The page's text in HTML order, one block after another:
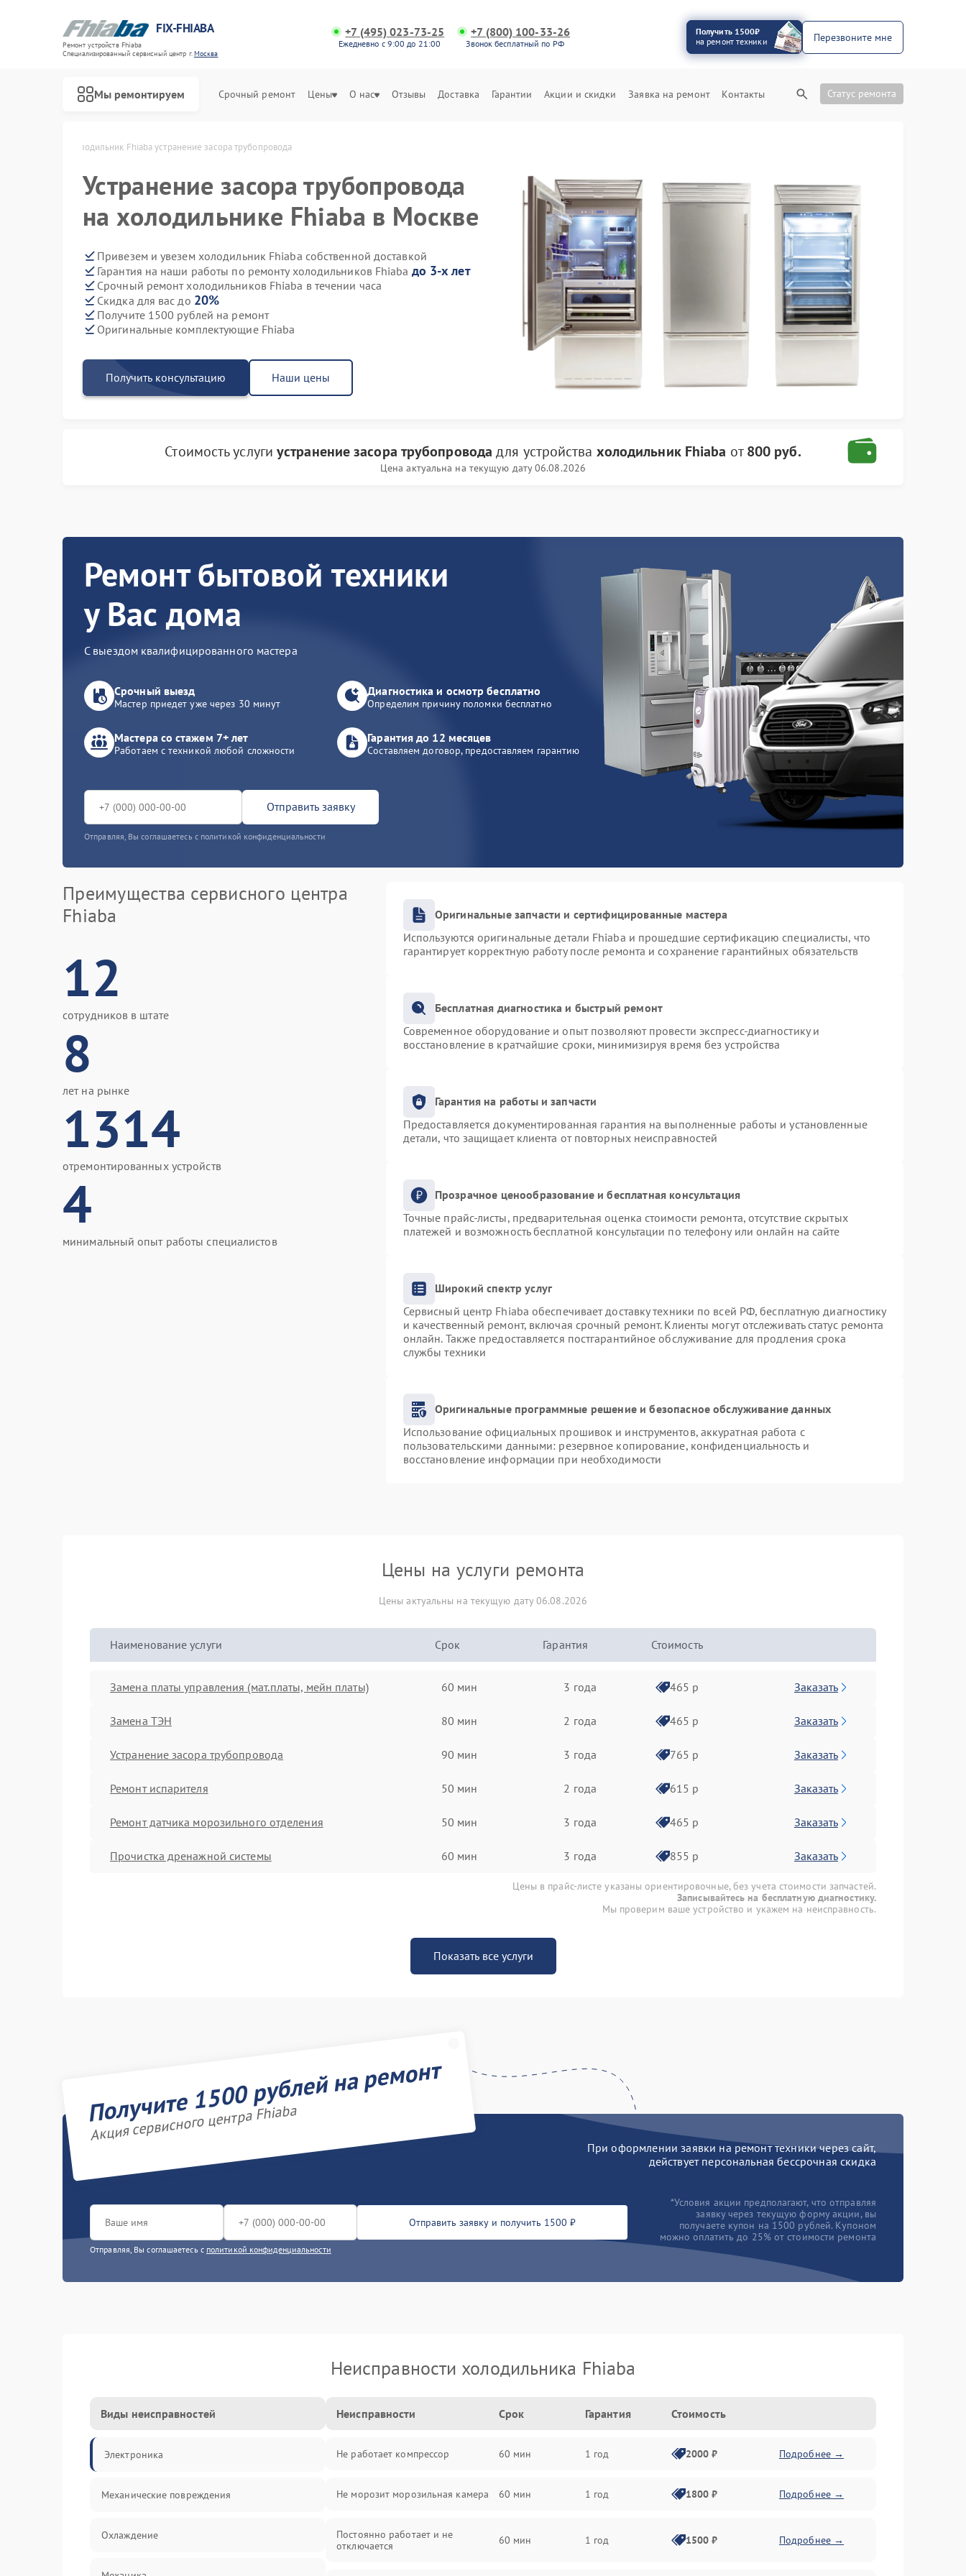
FIX-FHIABA
Ремонт устройств Fhiaba
Специализированный cервисный центр г.Москва
+7 (495) 023-73-25
Ежедневно с 9:00 до 21:00
+7 (800) 100-33-26
Звонок бесплатный по РФ
Получить 1500₽
на ремонт техники
Перезвоните мне
Мы ремонтируем Срочный ремонт Цены О нас Отзывы Доставка Гарантии Акции и скидки Заявка на ремонт Контакты Статус ремонта
Холодильник Fhiaba устранение засора трубопровода
Устранение засора трубопровода
на холодильнике Fhiaba в Москве
Привезем и увезем холодильник Fhiaba собственной доставкой
Гарантия на наши работы по ремонту холодильников Fhiaba до 3-х лет
Срочный ремонт холодильников Fhiaba в течении часа
Скидка для вас до 20%
Получите 1500 рублей на ремонт
Оригинальные комплектующие Fhiaba
Получить консультацию Наши цены
Стоимость услугиустранение засора трубопровода для устройства холодильник Fhiaba от800 руб.
Цена актуальна на текущую дату 06.08.2026
Ремонт бытовой техники
у Вас дома
С выездом квалифицированного мастера
Срочный выезд
Мастер приедет уже через 30 минут
Диагностика и осмотр бесплатно
Определим причину поломки бесплатно
Мастера со стажем 7+ лет
Работаем с техникой любой сложности
Гарантия до 12 месяцев
Составляем договор, предоставляем гарантию
Отправить заявку
Отправляя, Вы соглашаетесь с политикой конфиденциальности
Преимущества сервисного центра
Fhiaba
12
сотрудников в штате
8
лет на рынке
1314
отремонтированных устройств
4
минимальный опыт работы специалистов
Оригинальные запчасти и сертифицированные мастера
Используются оригинальные детали Fhiaba и прошедшие сертификацию специалисты, что
гарантирует корректную работу после ремонта и сохранение гарантийных обязательств
Бесплатная диагностика и быстрый ремонт
Современное оборудование и опыт позволяют провести экспресс-диагностику и
восстановление в кратчайшие сроки, минимизируя время без устройства
Гарантия на работы и запчасти
Предоставляется документированная гарантия на выполненные работы и установленные
детали, что защищает клиента от повторных неисправностей
Прозрачное ценообразование и бесплатная консультация
Точные прайс-листы, предварительная оценка стоимости ремонта, отсутствие скрытых
платежей и возможность бесплатной консультации по телефону или онлайн на сайте
Широкий спектр услуг
Сервисный центр Fhiaba обеспечивает доставку техники по всей РФ, бесплатную диагностику
и качественный ремонт, включая срочный ремонт. Клиенты могут отслеживать статус ремонта
онлайн. Также предоставляется постгарантийное обслуживание для продления срока
службы техники
Оригинальные программные решение и безопасное обслуживание данных
Использование официальных прошивок и инструментов, аккуратная работа с
пользовательскими данными: резервное копирование, конфиденциальность и
восстановление информации при необходимости
Цены на услуги ремонта
Цены актуальны на текущую дату 06.08.2026
Наименование услуги Срок Гарантия Стоимость
Замена платы управления (мат.платы, мейн платы) 60 мин 3 года 465 р Заказать
Замена ТЭН 80 мин 2 года 465 р Заказать
Устранение засора трубопровода 90 мин 3 года 765 р Заказать
Ремонт испарителя 50 мин 2 года 615 р Заказать
Ремонт датчика морозильного отделения 50 мин 3 года 465 р Заказать
Прочистка дренажной системы 60 мин 3 года 855 р Заказать
Цены в прайс-листе указаны ориентировочные, без учета стоимости запчастей.
Записывайтесь на бесплатную диагностику.
Мы проверим ваше устройство и укажем на неисправность.
Показать все услуги
Получите 1500 рублей на ремонт
Акция сервисного центра Fhiaba
При оформлении заявки на ремонт техники через сайт,
действует персональная бессрочная скидка
Отправить заявку и получить 1500 ₽
Отправляя, Вы соглашаетесь с политикой конфиденциальности
*Условия акции предполагают, что отправляя
заявку через текущую форму акции, вы
получаете купон на 1500 рублей. Купоном
можно оплатить до 25% от стоимости ремонта
Неисправности холодильника Fhiaba
Виды неисправностей
Электроника
Механические повреждения
Охлаждение
Неисправности Срок Гарантия Стоимость
Не работает компрессор 60 мин 1 год 2000 ₽ Подробнее →
Не морозит морозильная камера 60 мин 1 год 1800 ₽ Подробнее →
Постоянно работает и не
отключается
60 мин 1 год 1500 ₽ Подробнее →